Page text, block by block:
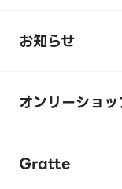
お知らせ
オンリーショ
Gratte